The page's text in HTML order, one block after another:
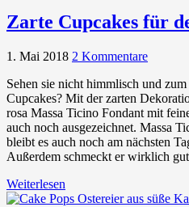
Zarte Cupcakes für
1. Mai 2018 2 Kommentare
Sehen sie nicht himmlisch und
Cupcakes? Mit der zarten
rosa Massa Ticino Fondant mit
auch noch ausgezeichnet. Massa
bleibt es auch noch am nächsten
Außerdem schmeckt er wirklich
Weiterlesen